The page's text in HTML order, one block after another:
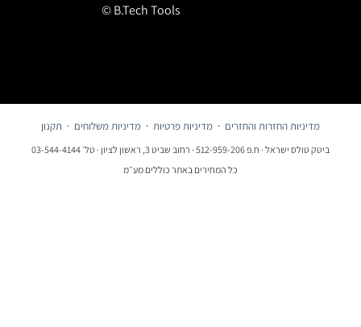
© B.Tech Tools
מדיניות החזרות והחזרים ·מדיניות פרטיות·מדיניות משלוחים·תקנון
ביטק טולס ישראל · ח.פ 512-959-206 · רחוב שביט 3, ראשון לציון · טל׳ 03-544-4144
כל המחירים באתר כוללים מע״מ